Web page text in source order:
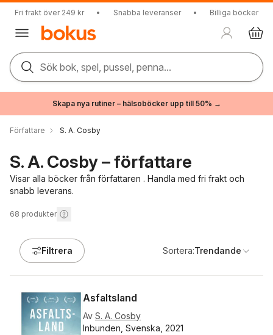
Fri frakt över 249 kr • Snabba leveranser • Billiga böcker
Sök bok, spel, pussel, penna...
Skapa nya rutiner – hälsoböcker upp till 50% →
Författare S. A. Cosby
S. A. Cosby – författare
Visar alla böcker från författaren . Handla med fri frakt och
snabb leverans.
68 produkter
Filtrera Sortera:Trendande
Asfaltsland
Av S. A. Cosby
Inbunden, Svenska, 2021